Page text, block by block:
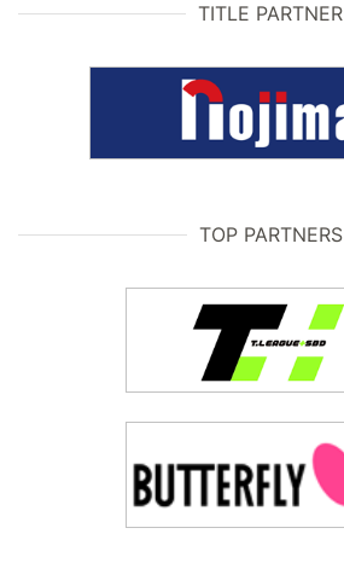
TITLE PARTNER
TOP PARTNERS